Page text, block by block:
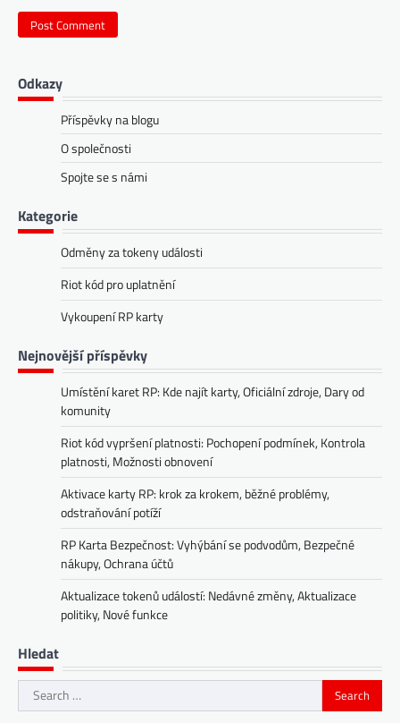
Odkazy
Příspěvky na blogu
O společnosti
Spojte se s námi
Kategorie
Odměny za tokeny události
Riot kód pro uplatnění
Vykoupení RP karty
Nejnovější příspěvky
Umístění karet RP: Kde najít karty, Oficiální zdroje, Dary od
komunity
Riot kód vypršení platnosti: Pochopení podmínek, Kontrola
platnosti, Možnosti obnovení
Aktivace karty RP: krok za krokem, běžné problémy,
odstraňování potíží
RP Karta Bezpečnost: Vyhýbání se podvodům, Bezpečné
nákupy, Ochrana účtů
Aktualizace tokenů událostí: Nedávné změny, Aktualizace
politiky, Nové funkce
Hledat
Search
for: